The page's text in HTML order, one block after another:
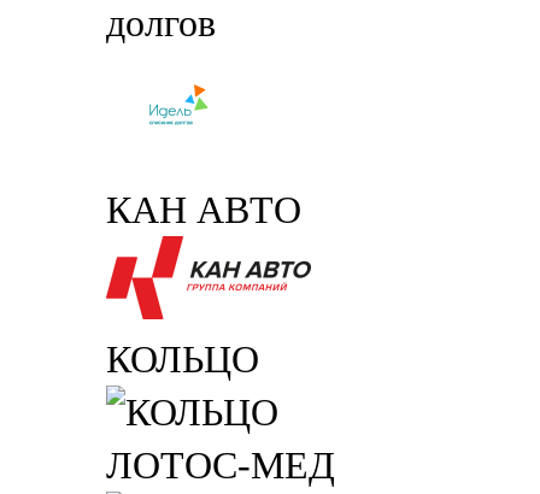
долгов
КАН АВТО
КОЛЬЦО
ЛОТОС-МЕД